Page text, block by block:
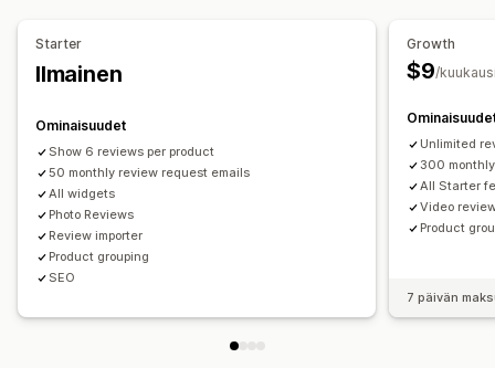
Arvostelujen keräystavat
Sähköpostipyynnöt
Käyttäjien tuottama somesisältö
Automaatiot
Analytiikka
Starter
Ilmainen
Ominaisuudet
Show 6 reviews per product
50 monthly review request emails
All widgets
Photo Reviews
Review importer
Product grouping
SEO
Growth
$9/
Unlimited
300
All Starter
Video
Product
7 päivän